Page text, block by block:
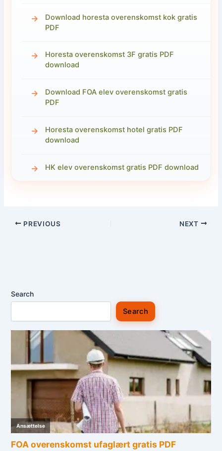
Download horesta overenskomst kok gratis
PDF
Horesta overenskomst 3F gratis PDF
download
Download FOA elev overenskomst gratis
PDF
Horesta overenskomst hotel gratis PDF
download
HK elev overenskomst gratis PDF download
PREVIOUS NEXT
Search
Search